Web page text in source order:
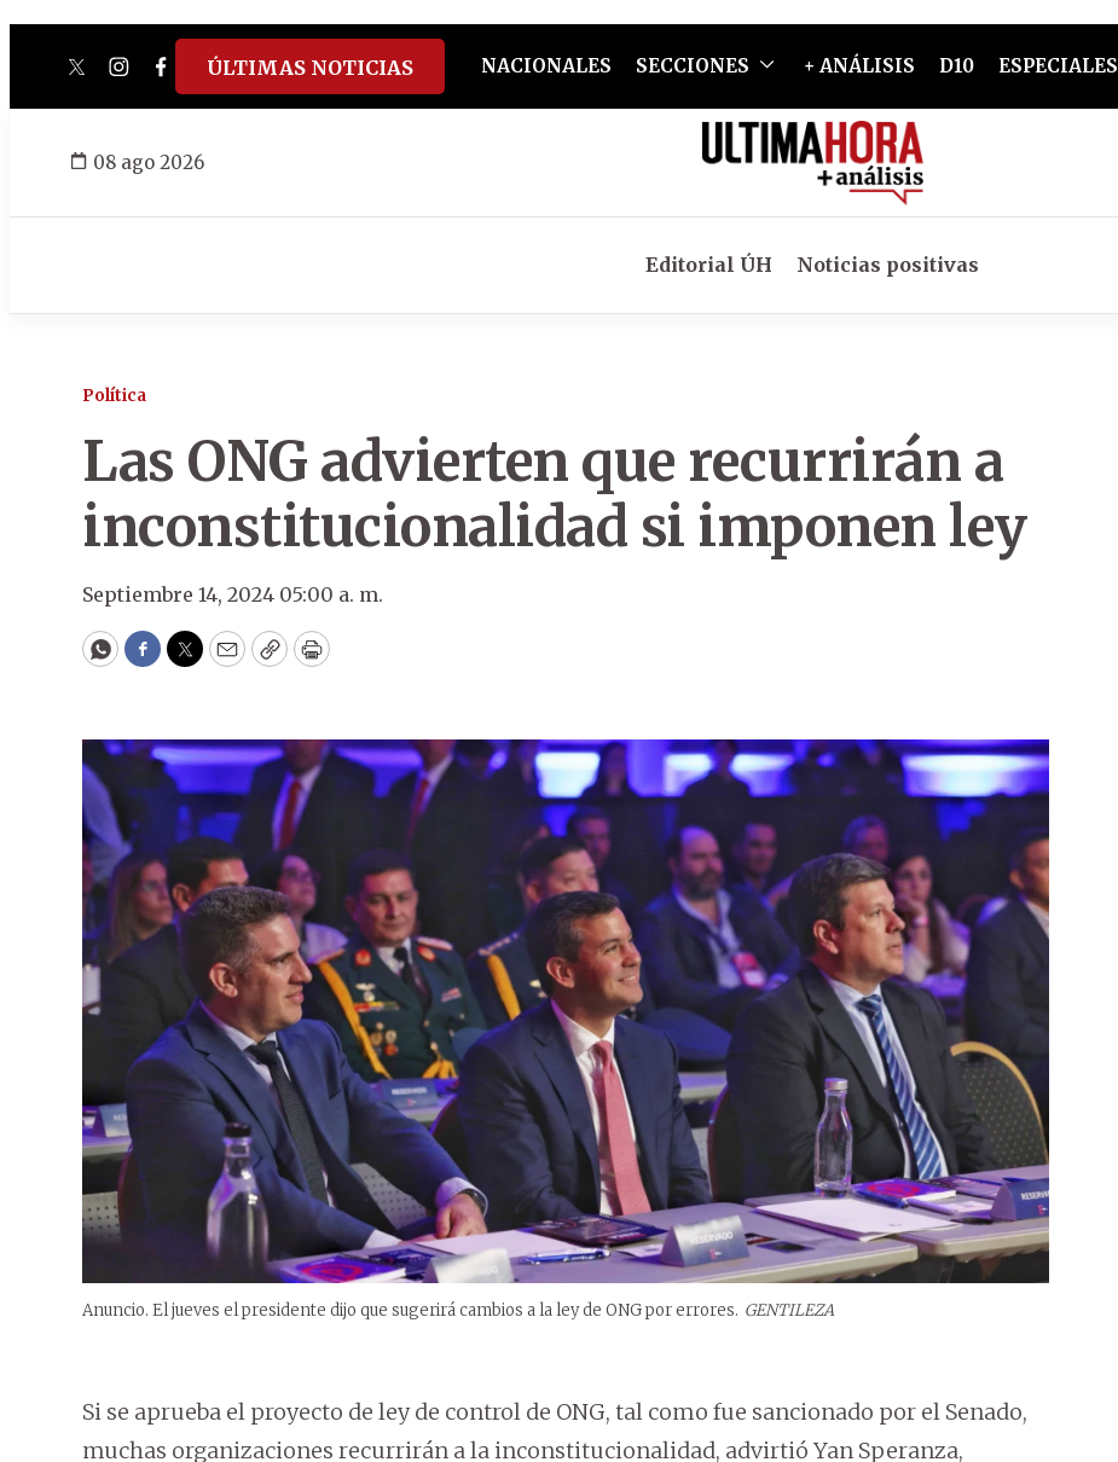
twitterinstagram
facebook
tiktokyoutube
spotify
ÚLTIMAS NOTICIAS NACIONALES SECCIONES + ANÁLISIS D10 ESPECIALES
08 ago 2026
Editorial ÚH Noticias positivas
Política
Las ONG advierten que recurrirán a
inconstitucionalidad si imponen ley
Septiembre 14, 2024 05:00 a. m.
WhatsApp
Facebook
Twitter
EmailCopyPrint
Anuncio. El jueves el presidente dijo que sugerirá cambios a la ley de ONG por errores. GENTILEZA
Si se aprueba el proyecto de ley de control de ONG, tal como fue sancionado por el Senado,
muchas organizaciones recurrirán a la inconstitucionalidad, advirtió Yan Speranza,